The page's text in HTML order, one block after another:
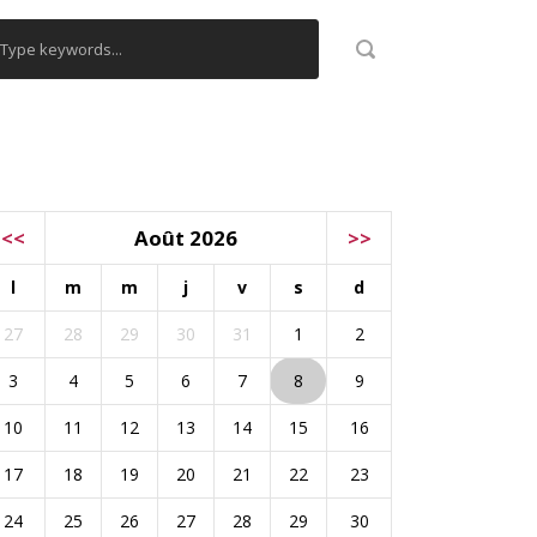
<< Août 2026 >>
l m m j v s d
27 28 29 30 31 1 2
3 4 5 6 7 8 9
10 11 12 13 14 15 16
17 18 19 20 21 22 23
24 25 26 27 28 29 30